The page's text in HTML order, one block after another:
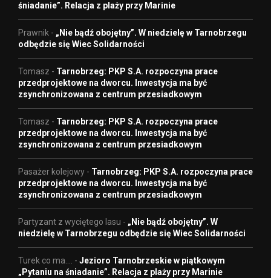
śniadanie”. Relacja z plaży przy Marinie
Prawnik - „Nie bądź obojętny”. W niedzielę w Tarnobrzegu
odbędzie się Wiec Solidarności
Tomasz - Tarnobrzeg: PKP S.A. rozpoczyna prace
przedprojektowe na dworcu. Inwestycja ma być
zsynchronizowana z centrum przesiadkowym
Tomasz - Tarnobrzeg: PKP S.A. rozpoczyna prace
przedprojektowe na dworcu. Inwestycja ma być
zsynchronizowana z centrum przesiadkowym
Pasażer kolejowy - Tarnobrzeg: PKP S.A. rozpoczyna prace
przedprojektowe na dworcu. Inwestycja ma być
zsynchronizowana z centrum przesiadkowym
Partyzant z wyciętego lasu - „Nie bądź obojętny”. W
niedzielę w Tarnobrzegu odbędzie się Wiec Solidarności
Turek co ma.... - Jezioro Tarnobrzeskie w piątkowym
„Pytaniu na śniadanie”. Relacja z plaży przy Marinie